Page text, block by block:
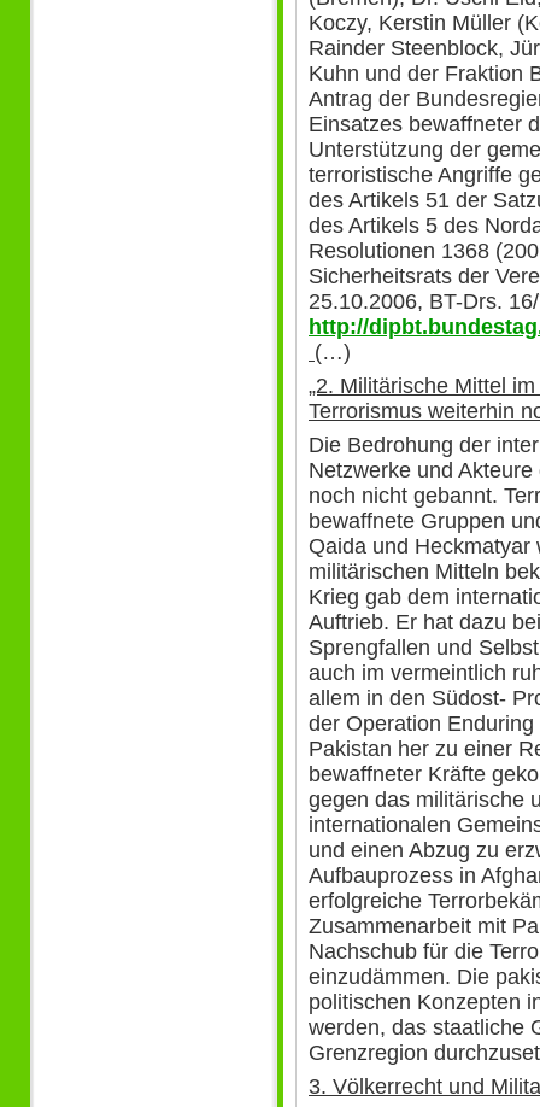
Koczy, Kerstin Müller
Rainder Steenblock,
Kuhn und der Fraktion
Antrag der
Einsatzes bewaffneter
Unterstützung der
terroristische Angriffe
des Artikels 51 der
des Artikels 5 des
Resolutionen 1368
Sicherheitsrats der
25.10.2006, BT-Drs.
http://
(…)
„2. Militärische Mittel
Terrorismus weiterhin
Die Bedrohung der
Netzwerke und
noch nicht gebannt.
bewaffnete Gruppen
Qaida und
militärischen Mitteln
Krieg gab dem
Auftrieb. Er hat dazu
Sprengfallen und
auch im vermeintlich
allem in den Südost-
der Operation
Pakistan her zu einer
bewaffneter Kräfte
gegen das militärische
internationalen
und einen Abzug zu
Aufbauprozess in
erfolgreiche
Zusammenarbeit mit
Nachschub für die
einzudämmen. Die
politischen Konzepten
werden, das staatliche
Grenzregion
3. Völkerrecht und